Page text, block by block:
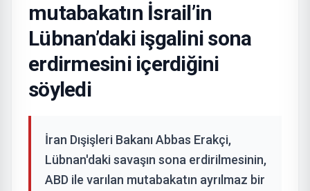
mutabakatın İsrail’in
Lübnan’daki işgalini sona
erdirmesini içerdiğini
söyledi
İran Dışişleri Bakanı Abbas Erakçi,
Lübnan'daki savaşın sona erdirilmesinin,
ABD ile varılan mutabakatın ayrılmaz bir